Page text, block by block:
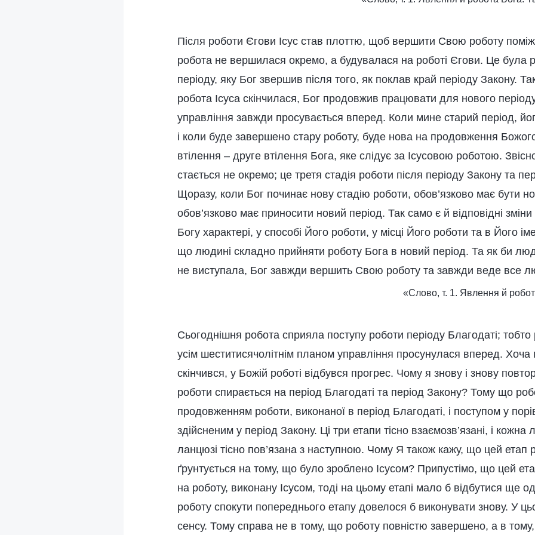
Після роботи Єгови Ісус став плоттю, щоб вершити Свою роботу
робота не вершилася окремо, а будувалася на роботі Єгови. Це була
періоду, яку Бог звершив після того, як поклав край періоду Закону.
робота Ісуса скінчилася, Бог продовжив працювати для нового
управління завжди просувається вперед. Коли мине старий період,
і коли буде завершено стару роботу, буде нова на продовження
втілення – друге втілення Бога, яке слідує за Ісусовою роботою.
стається не окремо; це третя стадія роботи після періоду Закону та
Щоразу, коли Бог починає нову стадію роботи, обов’язково має бути
обов’язково має приносити новий період. Так само є й відповідні
Богу характері, у способі Його роботи, у місці Його роботи та в Його
що людині складно прийняти роботу Бога в новий період. Та як би
не виступала, Бог завжди вершить Свою роботу та завжди веде все
«Слово, т. 1. Явлення й
Сьогоднішня робота сприяла поступу роботи періоду Благодаті; тобто
усім шеститисячолітнім планом управління просунулася вперед. Хоча
скінчився, у Божій роботі відбувся прогрес. Чому я знову і знову
роботи спирається на період Благодаті та період Закону? Тому що
продовженням роботи, виконаної в період Благодаті, і поступом у
здійсненим у період Закону. Ці три етапи тісно взаємозв’язані, і кожна
ланцюзі тісно пов’язана з наступною. Чому Я також кажу, що цей етап
ґрунтується на тому, що було зроблено Ісусом? Припустімо, що цей
на роботу, виконану Ісусом, тоді на цьому етапі мало б відбутися ще
роботу спокути попереднього етапу довелося б виконувати знову. У
сенсу. Тому справа не в тому, що роботу повністю завершено, а в